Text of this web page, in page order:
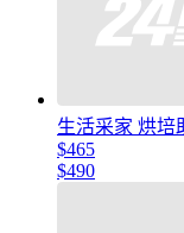
生活采家 烘培
$465
$490